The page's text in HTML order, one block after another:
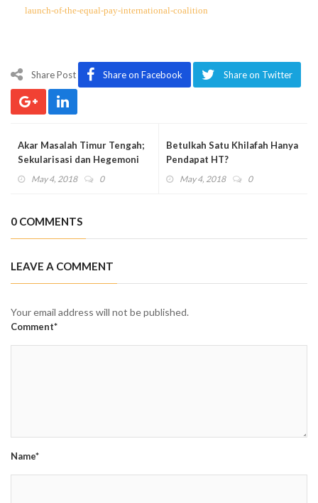
launch-of-the-equal-pay-international-coalition
Share Post Share on Facebook Share on Twitter
Akar Masalah Timur Tengah;
Sekularisasi dan Hegemoni
BaratMay 4, 2018 0
Betulkah Satu Khilafah Hanya
Pendapat HT?
May 4, 2018 0
0 COMMENTS
LEAVE A COMMENT
Your email address will not be published.
Comment*
Name*